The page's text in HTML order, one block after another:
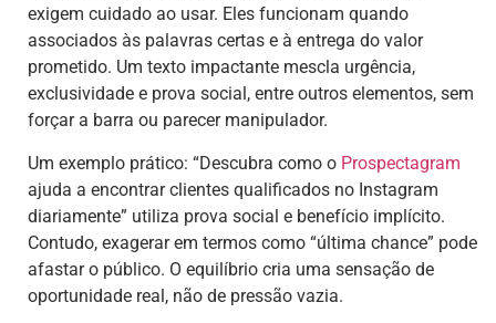
exigem cuidado ao usar. Eles funcionam quando
associados às palavras certas e à entrega do valor
prometido. Um texto impactante mescla urgência,
exclusividade e prova social, entre outros elementos, sem
forçar a barra ou parecer manipulador.
Um exemplo prático: “Descubra como o Prospectagram
ajuda a encontrar clientes qualificados no Instagram
diariamente” utiliza prova social e benefício implícito.
Contudo, exagerar em termos como “última chance” pode
afastar o público. O equilíbrio cria uma sensação de
oportunidade real, não de pressão vazia.